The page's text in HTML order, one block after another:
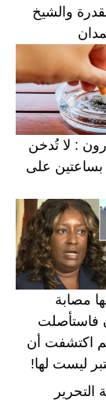
والشيخ
: لا تُدخن
بساعتين على
مصابة
فاستأصلت
اكتشفت أن
ليست لها!
التحرير